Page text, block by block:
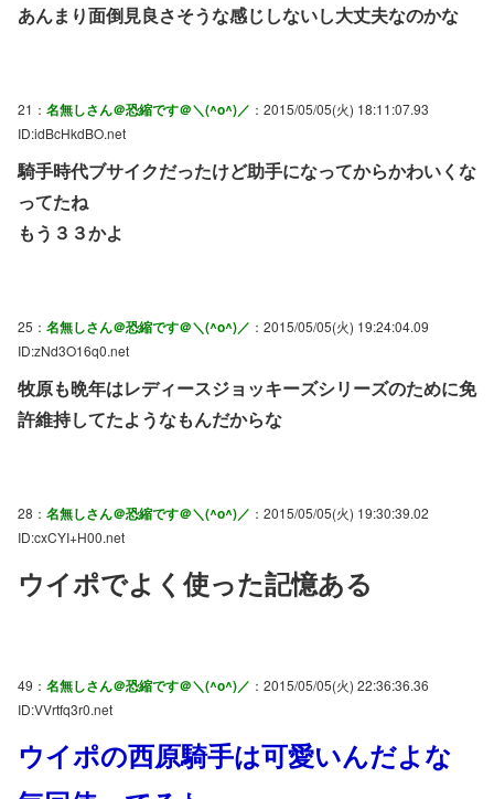
あんまり面倒見良さそうな感じしないし大丈夫なのかな
21： 名無しさん＠恐縮です＠＼(^o^)／ ：2015/05/05(火) 18:11:07.93
ID:idBcHkdBO.net
騎手時代ブサイクだったけど助手になってからかわいくな
ってたね
もう３３かよ
25： 名無しさん＠恐縮です＠＼(^o^)／ ：2015/05/05(火) 19:24:04.09
ID:zNd3O16q0.net
牧原も晩年はレディースジョッキーズシリーズのために免
許維持してたようなもんだからな
28： 名無しさん＠恐縮です＠＼(^o^)／ ：2015/05/05(火) 19:30:39.02
ID:cxCYI+H00.net
ウイポでよく使った記憶ある
49： 名無しさん＠恐縮です＠＼(^o^)／ ：2015/05/05(火) 22:36:36.36
ID:VVrtfq3r0.net
ウイポの西原騎手は可愛いんだよな